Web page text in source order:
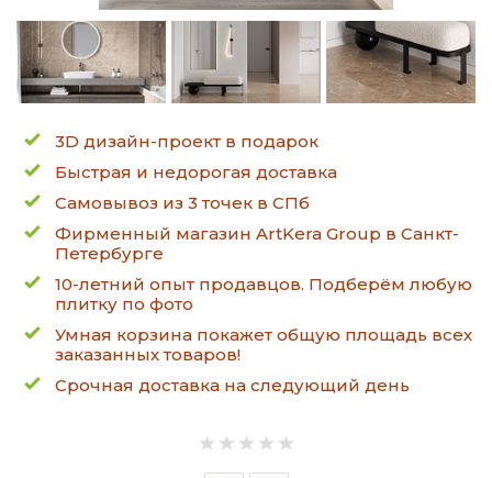
3D дизайн-проект в подарок
Быстрая и недорогая доставка
Самовывоз из 3 точек в СПб
Фирменный магазин ArtKera Group в Санкт-
Петербурге
10-летний опыт продавцов. Подберём любую
плитку по фото
Умная корзина покажет общую площадь всех
заказанных товаров!
Срочная доставка на следующий день